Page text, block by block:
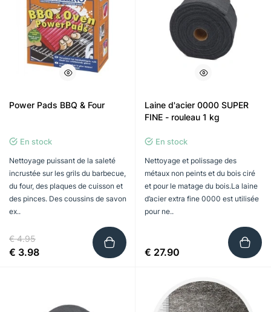
Power Pads BBQ & Four
En stock
Nettoyage puissant de la saleté
incrustée sur les grils du barbecue,
du four, des plaques de cuisson et
des pinces. Des coussins de savon
ex..
€ 4.95
€ 3.98
Laine d'acier 0000 SUPER
FINE - rouleau 1 kg
En stock
Nettoyage et polissage des
métaux non peints et du bois ciré
et pour le matage du bois.La laine
d’acier extra fine 0000 est utilisée
pour ne..
€ 27.90